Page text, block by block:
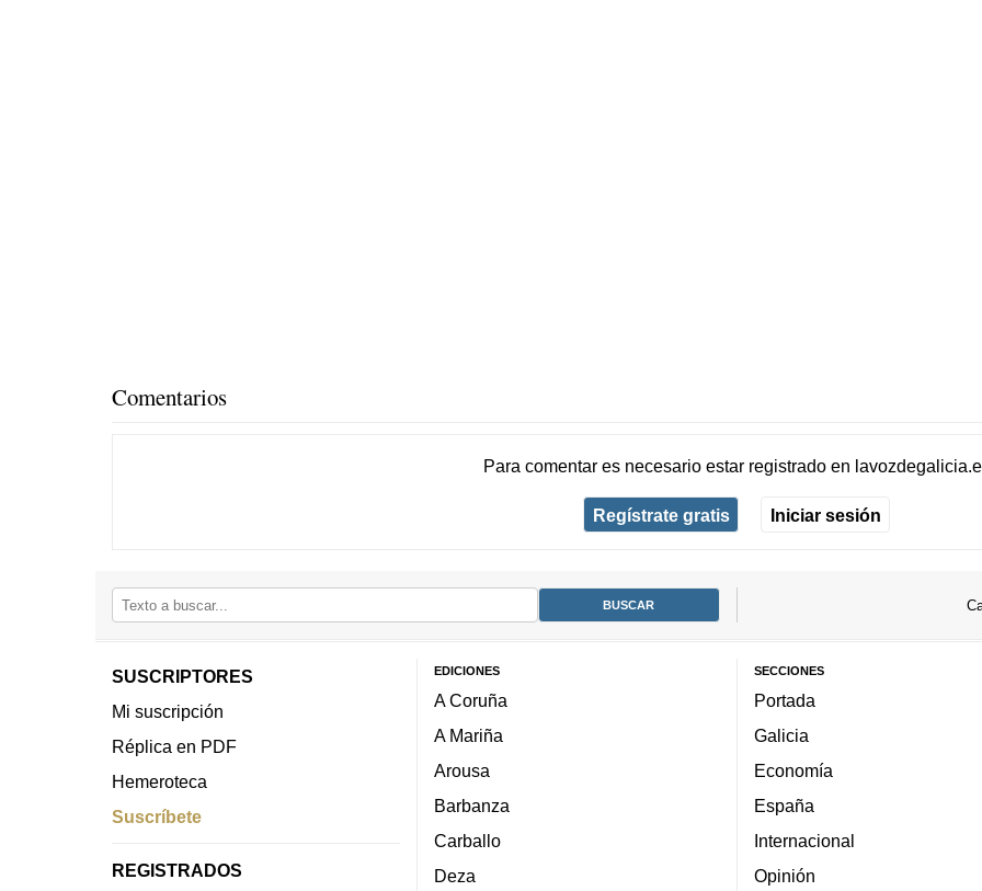
Comentarios
Para comentar es necesario estar registradoen
Regístrate gratis Iniciar sesión
SUSCRIPTORES
Mi suscripción
Réplica en PDF
Hemeroteca
Suscríbete
REGISTRADOS
EDICIONES
A Coruña
A Mariña
Arousa
Barbanza
Carballo
Deza
SECCIONES
Portada
Galicia
Economía
España
Internacional
Opinión